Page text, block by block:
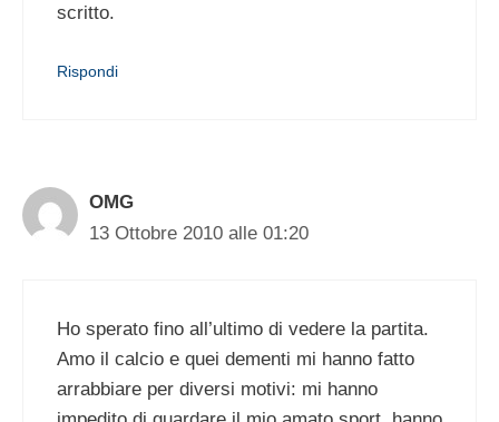
scritto.
Rispondi
OMG
13 Ottobre 2010 alle 01:20
Ho sperato fino all’ultimo di vedere la partita.
Amo il calcio e quei dementi mi hanno fatto
arrabbiare per diversi motivi: mi hanno